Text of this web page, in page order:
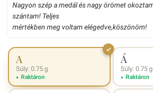
Nagyon szép a medál és nagy örömet
szántam! Teljes
mértékben meg voltam elégedve,köszönöm!
A
Súly: 0.75 g
Raktáron
Á
Súly: 0.75 g
Raktáron